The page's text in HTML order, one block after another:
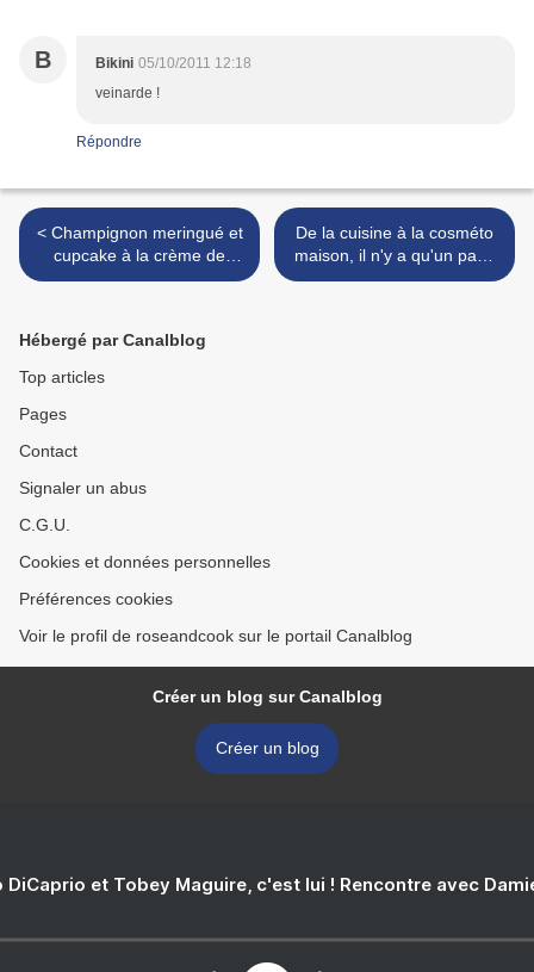
B Bikini 05/10/2011 12:18
veinarde !
Répondre
< Champignon meringué et
cupcake à la crème de
marrons {recette}
De la cuisine à la cosméto
maison, il n'y a qu'un pas !
>
Hébergé par Canalblog
Top articles
Pages
Contact
Signaler un abus
C.G.U.
Cookies et données personnelles
Préférences cookies
Voir le profil de roseandcook sur le portail Canalblog
Créer un blog sur Canalblog
Créer un blog
DiCaprio et Tobey Maguire, c'est lui ! Rencontre avec